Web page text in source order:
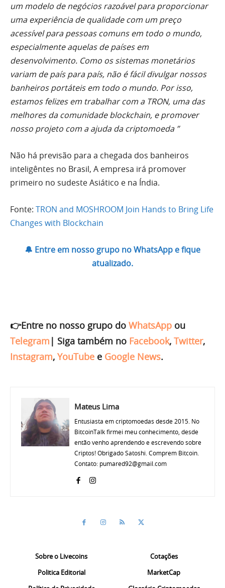
um modelo de negócios razoável para proporcionar
uma experiência de qualidade com um preço
acessível para pessoas comuns em todo o mundo,
especialmente aquelas de países em
desenvolvimento. Como os sistemas monetários
variam de país para país, não é fácil divulgar nossos
banheiros portáteis em todo o mundo. Por isso,
estamos felizes em trabalhar com a TRON, uma das
melhores da comunidade blockchain, e promover
nosso projeto com a ajuda da criptomoeda ”
Não há previsão para a chegada dos banheiros
inteligêntes no Brasil, A empresa irá promover
primeiro no sudeste Asiático e na Índia.
Fonte: TRON and MOSHROOM Join Hands to Bring Life
Changes with Blockchain
🔔 Entre em nosso grupo no WhatsApp e fique
atualizado.
👉Entre no nosso grupo do WhatsApp ou
Telegram | Siga também no Facebook, Twitter,
Instagram, YouTube e Google News.
Mateus Lima
Entusiasta em criptomoedas desde 2015. No
BitcoinTalk firmei meu conhecimento, desde
então venho aprendendo e escrevendo sobre
Criptos! Obrigado Satoshi. Comprem Bitcoin.
Contato: pumared92@gmail.com
Sobre o Livecoins
Politica Editorial
Cotações
MarketCap